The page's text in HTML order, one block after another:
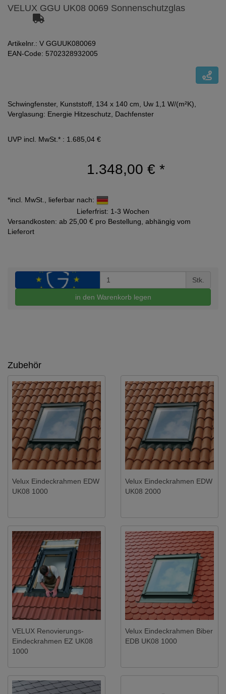
VELUX GGU UK08 0069 Sonnenschutzglas
Artikelnr.: V GGUUK080069
EAN-Code: 5702328932005
Schwingfenster, Kunststoff, 134 x 140 cm, Uw 1,1 W/(m²K),
Verglasung: Energie Hitzeschutz, Dachfenster
UVP incl. MwSt.* : 1.685,04 €
1.348,00 € *
*incl. MwSt., lieferbar nach:
Lieferfrist: 1-3 Wochen
Versandkosten: ab 25,00 € pro Bestellung, abhängig vom
Lieferort
Stk.
in den Warenkorb legen
Zubehör
Velux Eindeckrahmen EDW
UK08 1000
Velux Eindeckrahmen EDW
UK08 2000
VELUX Renovierungs-
Eindeckrahmen EZ UK08
1000
Velux Eindeckrahmen Biber
EDB UK08 1000